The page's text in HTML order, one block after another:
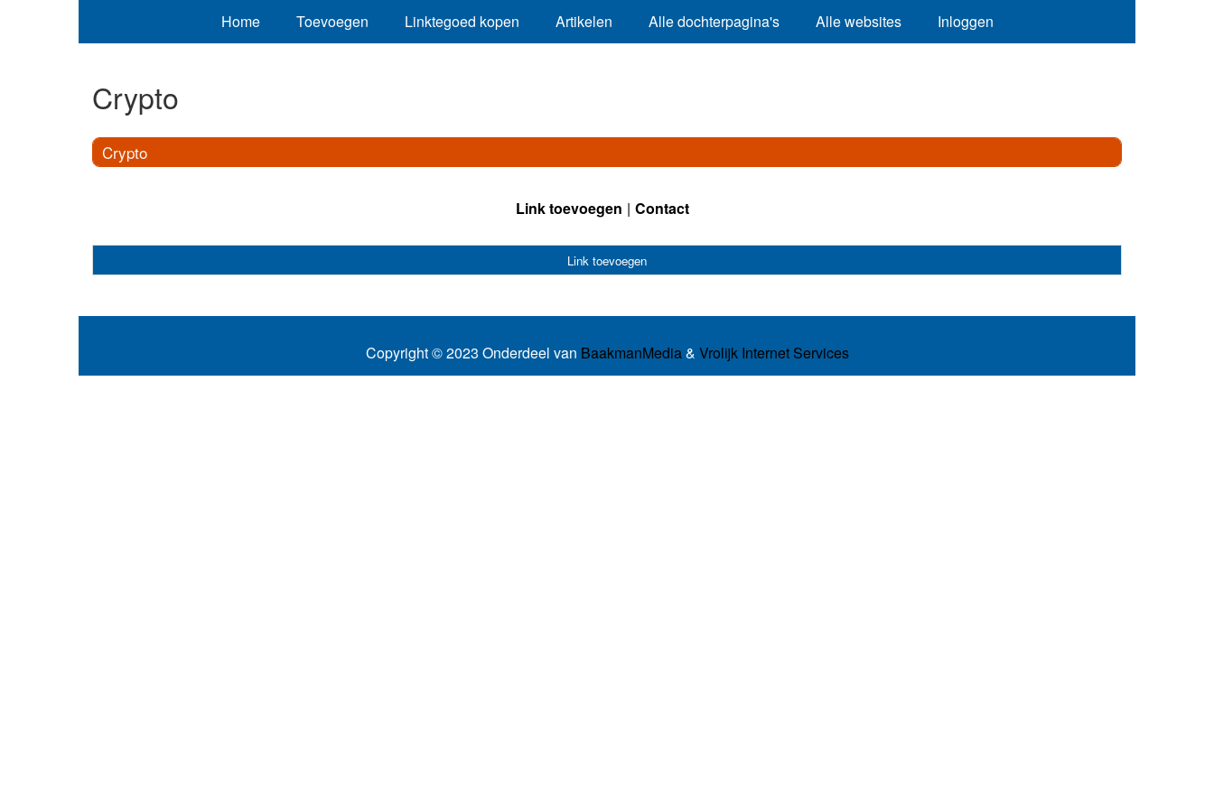
Home Toevoegen Linktegoed kopen Artikelen Alle dochterpagina's Alle websites Inloggen
Crypto
Crypto
Link toevoegen Contact
Link toevoegen
Copyright © 2023 Onderdeel van BaakmanMedia& Vrolijk Internet Services